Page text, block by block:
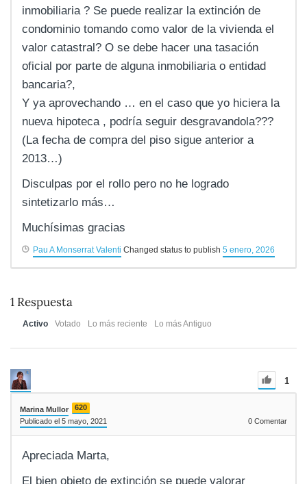
inmobiliaria ? Se puede realizar la extinción de
condominio tomando como valor de la vivienda el
valor catastral? O se debe hacer una tasación
oficial por parte de alguna inmobiliaria o entidad
bancaria?,
Y ya aprovechando … en el caso que yo hiciera la
nueva hipoteca , podría seguir desgravandola???
(La fecha de compra del piso sigue anterior a
2013…)
Disculpas por el rollo pero no he logrado
sintetizarlo más…
Muchísimas gracias
Pau A Monserrat Valenti Changed status to publish 5 enero, 2026
1 Respuesta
Activo Votado Lo más reciente Lo más Antiguo
1
Marina Mullor
620
Publicado el 5 mayo, 2021
0 Comentar
Apreciada Marta,
El bien objeto de extinción se puede valorar